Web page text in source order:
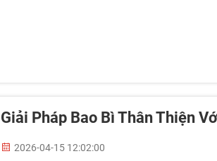
Giải Pháp Bao Bì Thân Thiện
2026-04-15 12:02:00